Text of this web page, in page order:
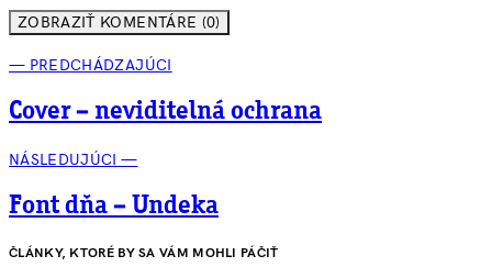
ZOBRAZIŤ KOMENTÁRE (0)
— PREDCHÁDZAJÚCI
Cover – neviditelná ochrana
NÁSLEDUJÚCI —
Font dňa – Undeka
ČLÁNKY, KTORÉ BY SA VÁM MOHLI PÁČIŤ